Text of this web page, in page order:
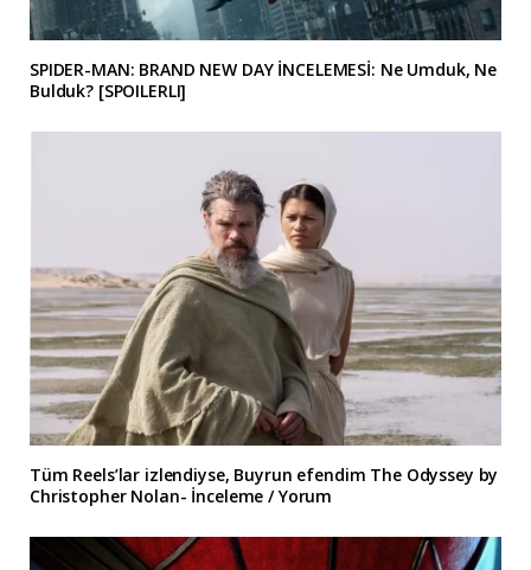
SPIDER-MAN: BRAND NEW DAY İNCELEMESİ: Ne Umduk, Ne
Bulduk? [SPOILERLI]
Tüm Reels’lar izlendiyse, Buyrun efendim The Odyssey by
Christopher Nolan- İnceleme / Yorum